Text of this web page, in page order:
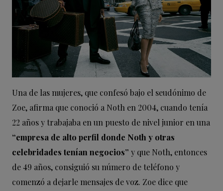
Una de las mujeres, que confesó bajo el seudónimo de
Zoe, afirma que conoció a Noth en 2004, cuando tenía
22 años y trabajaba en un puesto de nivel junior en una
“empresa de alto perfil donde Noth y otras
celebridades tenían negocios” y que Noth, entonces
de 49 años, consiguió su número de teléfono y
comenzó a dejarle mensajes de voz. Zoe dice que